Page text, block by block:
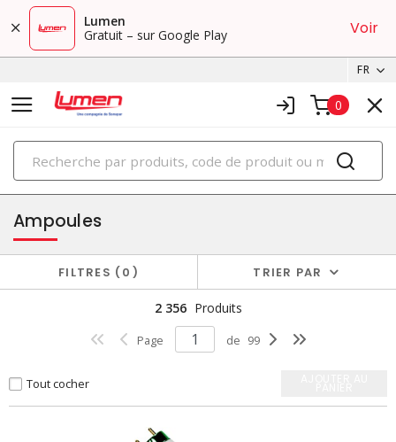
Lumen
Gratuit – sur Google Play
Voir
FR
0
PRODUITS
éclairage
Ampoules
FILTRES 0 TRIER PAR
2 356 Produits
Page de 99
Tout cocher